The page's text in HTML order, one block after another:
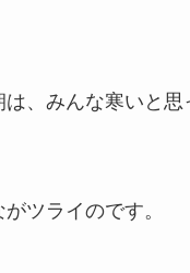
、みんな寒いと思
ツライのです。